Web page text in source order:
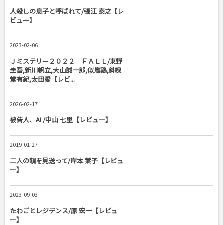
人殺しの息子と呼ばれて/張江 泰之【レ
ビュー】
2023-02-06
Ｊミステリー２０２２ ＦＡＬＬ/東野
圭吾,新川帆立,大山誠一郎,似鳥鶏,斜線
堂有紀,太田愛【レビ...
2026-02-17
被告人、AI /中山 七里【レビュー】
2019-01-27
二人の親を見送って/岸本 葉子【レビュ
ー】
2023-09-03
たわごとレジデンス/原 宏一【レビュ
ー】